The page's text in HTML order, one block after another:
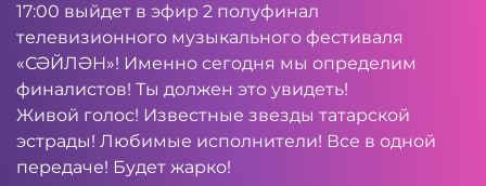
17:00 выйдет в эфир 2 полуфинал
телевизионного музыкального фестиваля
«СӘЙЛӘН»! Именно сегодня мы определим
финалистов! Ты должен это увидеть!
Живой голос! Известные звезды татарской
эстрады! Любимые исполнители! Все в одной
передаче! Будет жарко!